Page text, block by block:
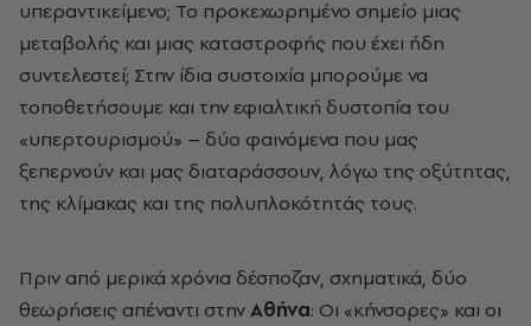
υπεραντικείμενο; Το προκεχωρημένο σημείο μιας
μεταβολής και μιας καταστροφής που έχει ήδη
συντελεστεί; Στην ίδια συστοιχία μπορούμε να
τοποθετήσουμε και την εφιαλτική δυστοπία του
«υπερτουρισμού» – δύο φαινόμενα που μας
ξεπερνούν και μας διαταράσσουν, λόγω της οξύτητας,
της κλίμακας και της πολυπλοκότητάς τους.
Πριν από μερικά χρόνια δέσποζαν, σχηματικά, δύο
θεωρήσεις απέναντι στηνΑθήνα: Οι «κήνσορες» και οι